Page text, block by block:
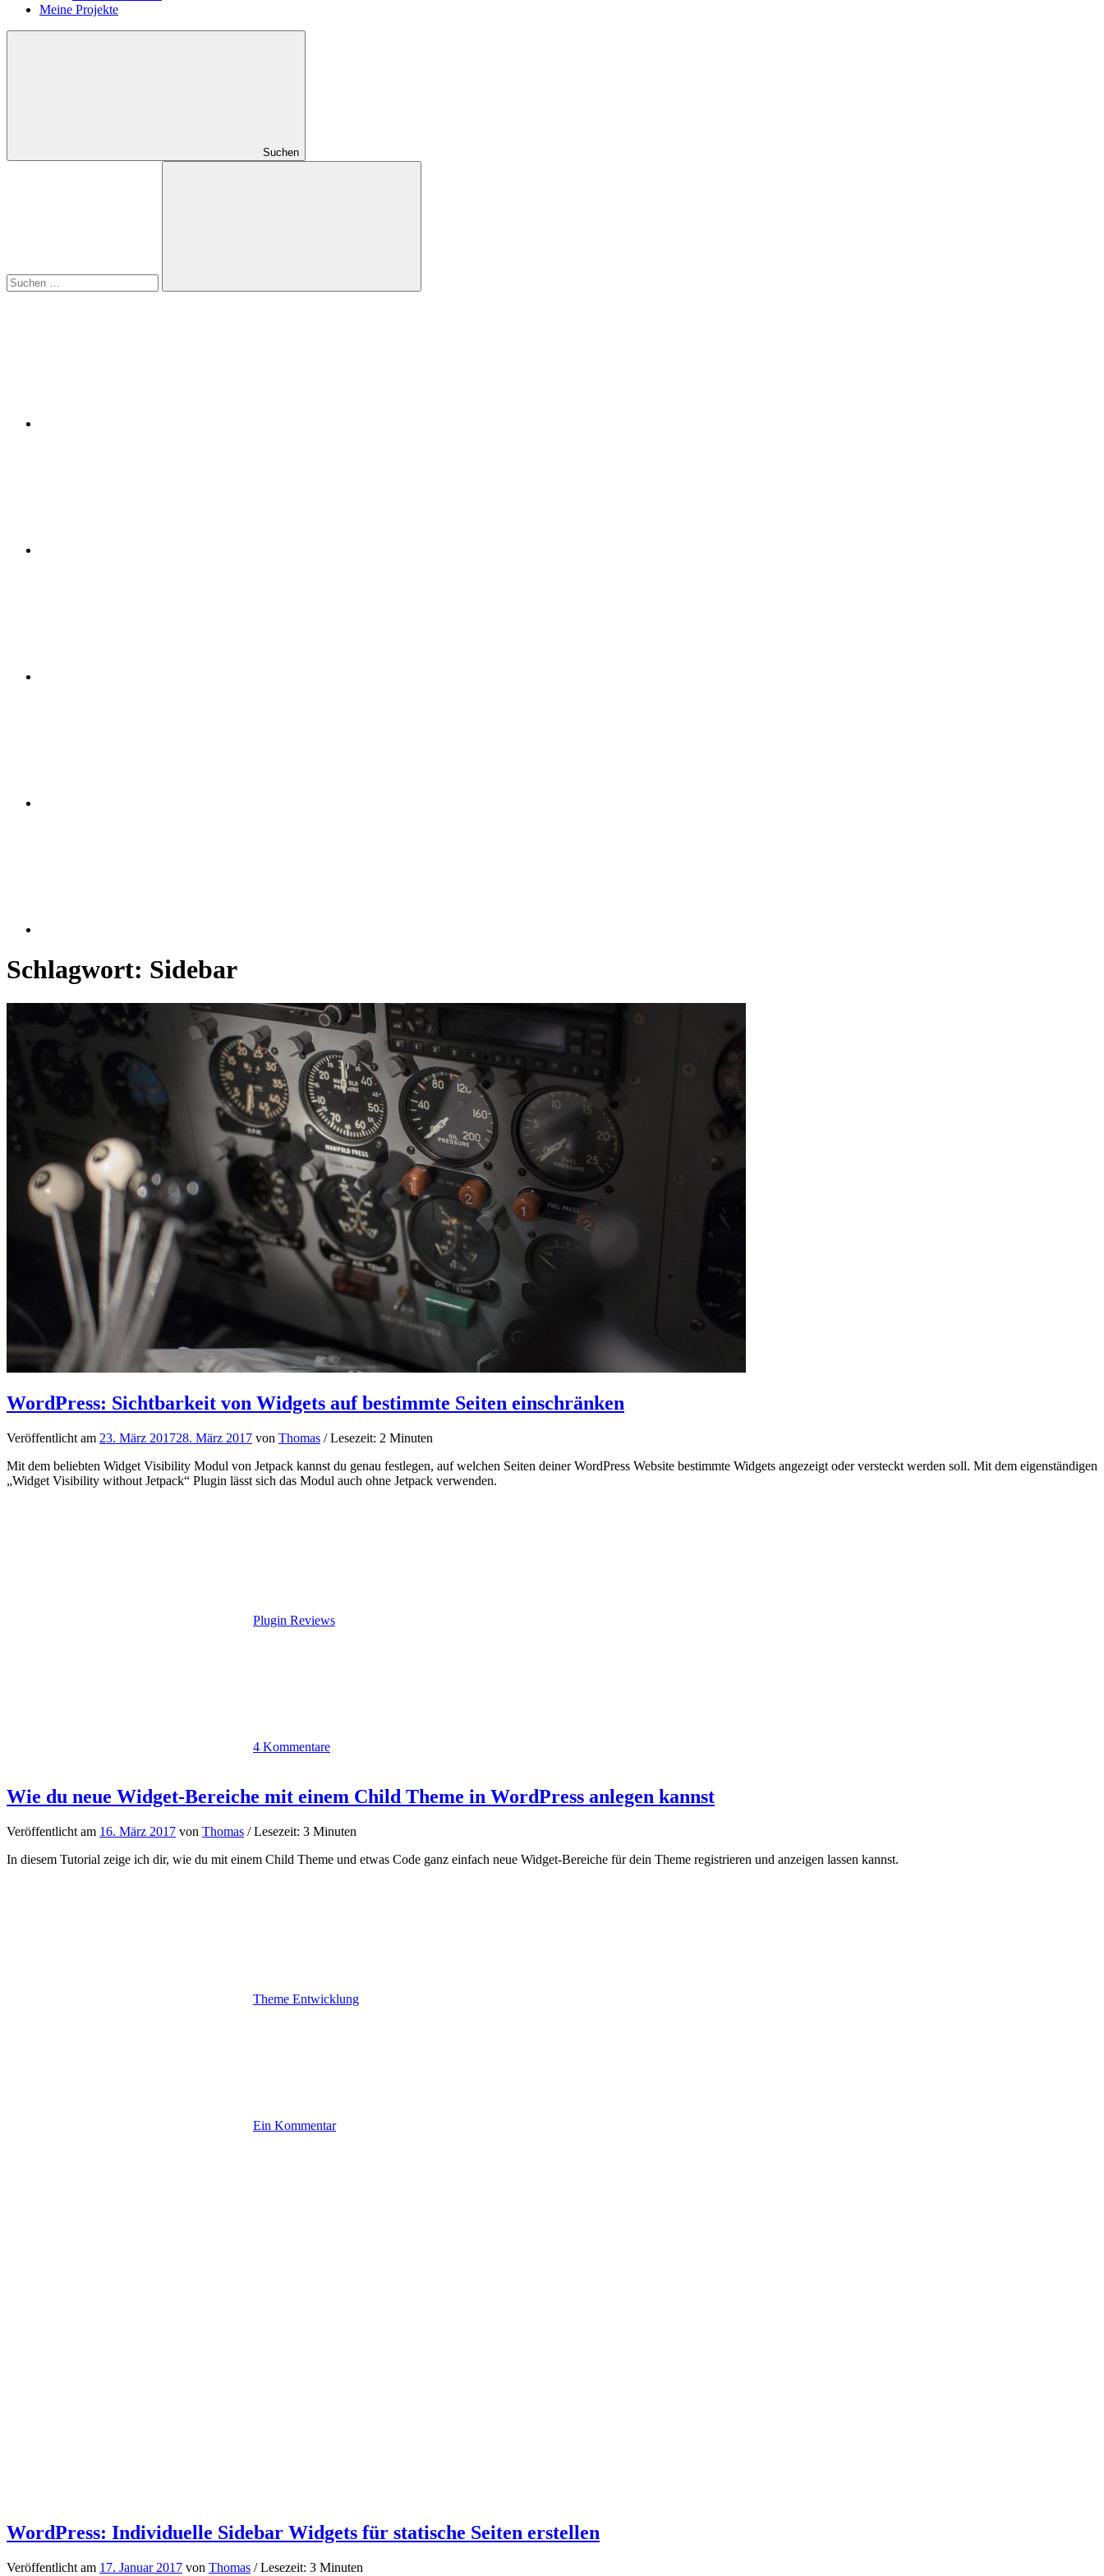
Meine Projekte
Suchen
Suchen
Schlagwort: Sidebar
WordPress: Sichtbarkeit von Widgets auf bestimmte Seiten einschränken
Veröffentlicht am 23. März 201728. März 2017 von Thomas / Lesezeit: 2 Minuten
Mit dem beliebten Widget Visibility Modul von Jetpack kannst du genau festlegen, auf welchen Seiten deiner WordPress Website bestimmte Widgets angezeigt oder versteckt werden soll. Mit dem eigenständigen
„Widget Visibility without Jetpack“ Plugin lässt sich das Modul auch ohne Jetpack verwenden.
Plugin Reviews
4 Kommentare
Wie du neue Widget-Bereiche mit einem Child Theme in WordPress anlegen kannst
Veröffentlicht am 16. März 2017 von Thomas / Lesezeit: 3 Minuten
In diesem Tutorial zeige ich dir, wie du mit einem Child Theme und etwas Code ganz einfach neue Widget-Bereiche für dein Theme registrieren und anzeigen lassen kannst.
Theme Entwicklung
Ein Kommentar
WordPress: Individuelle Sidebar Widgets für statische Seiten erstellen
Veröffentlicht am 17. Januar 2017 von Thomas / Lesezeit: 3 Minuten